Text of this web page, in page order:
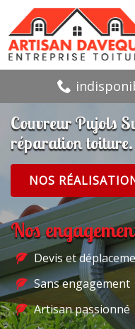
Couvreur Pujols
réparation toiture.
NOS
Nos
Devis et
Sans engagement
Artisan passionné